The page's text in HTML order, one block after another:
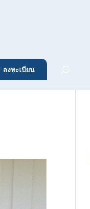
ลงทะเบียน